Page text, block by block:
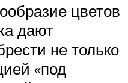
цветов
дают
не только
«под